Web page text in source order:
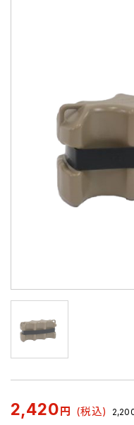
2,420 円 (税込)